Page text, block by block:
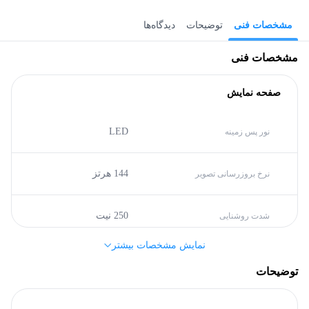
مشخصات فنی توضیحات دیدگاه‌ها
مشخصات فنی
صفحه نمایش
نور پس زمینه LED
نرخ بروزرسانی تصویر 144 هرتز
شدت روشنایی 250 نیت
نمایش مشخصات بیشتر
توضیحات